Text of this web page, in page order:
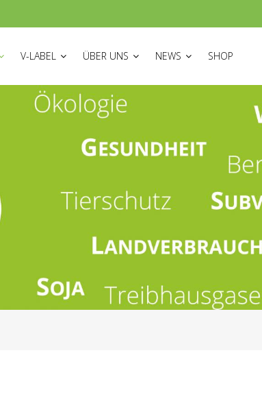
V-LABEL ÜBER UNS NEWS SHOP